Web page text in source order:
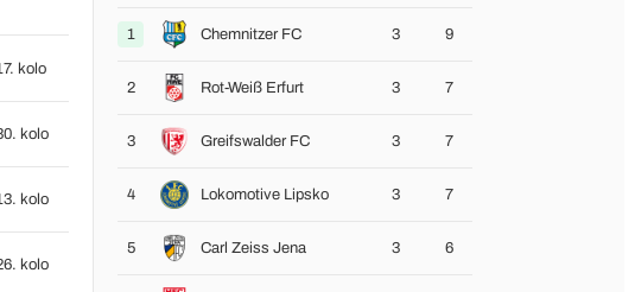
kolo
kolo
kolo
kolo
1 Chemnitzer FC 3 9
2 Rot-Weiß Erfurt 3 7
3 Greifswalder FC 3 7
4 Lokomotive Lipsko 3 7
5 Carl Zeiss Jena 3 6